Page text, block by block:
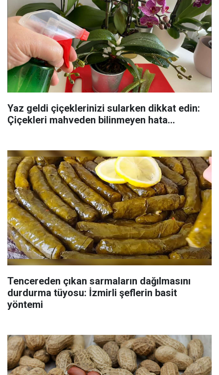
Yaz geldi çiçeklerinizi sularken dikkat edin:
Çiçekleri mahveden bilinmeyen hata...
Tencereden çıkan sarmaların dağılmasını
durdurma tüyosu: İzmirli şeflerin basit
yöntemi